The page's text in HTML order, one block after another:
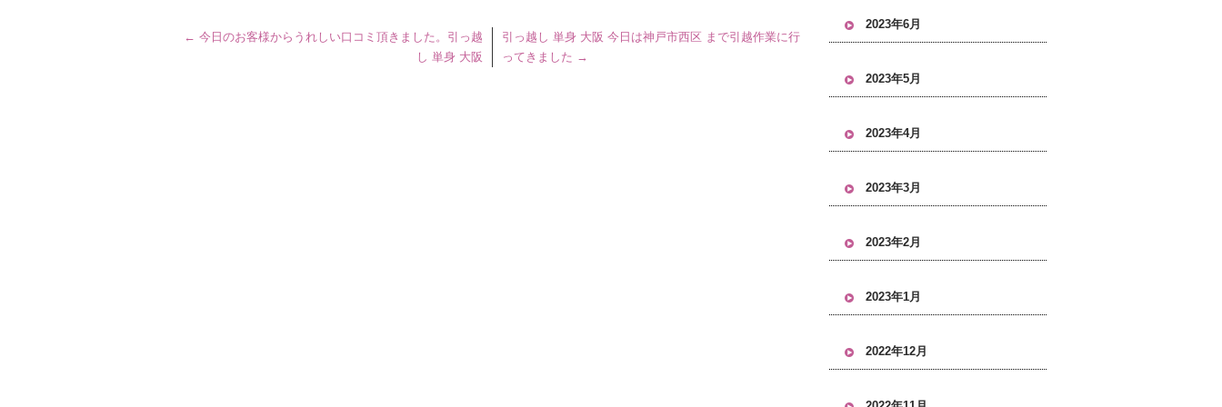
← 今日のお客様からうれしい口コミ頂きました。引っ越
し 単身 大阪
引っ越し 単身 大阪 今日は神戸市西区 まで引越作業に行
ってきました →
2023年6月
2023年5月
2023年4月
2023年3月
2023年2月
2023年1月
2022年12月